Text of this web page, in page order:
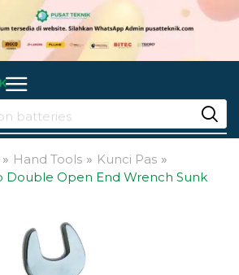
batteries
» Hand Tools » Kunci Pas »
Double Open End Wrench Sunk